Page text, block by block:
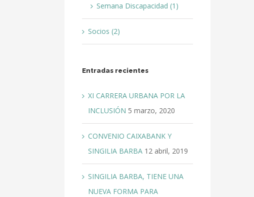
Semana Discapacidad (1)
Socios (2)
Entradas recientes
XI CARRERA URBANA POR LA
INCLUSIÓN 5 marzo, 2020
CONVENIO CAIXABANK Y
SINGILIA BARBA 12 abril, 2019
SINGILIA BARBA, TIENE UNA
NUEVA FORMA PARA